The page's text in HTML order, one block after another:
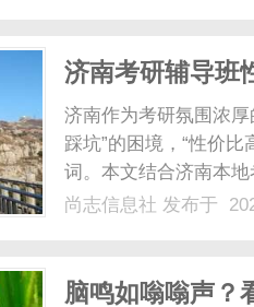
济南考研辅导班
消费的课程？
济南作为考研氛围浓
踩坑”的困境，“性价
词。本文结合济南本
启航教育——其凭借本
尚志信息社 发布于
脑鸣如嗡嗡声？